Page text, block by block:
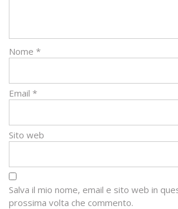
Nome *
Email *
Sito web
Salva il mio nome, email e sito web in
prossima volta che commento.